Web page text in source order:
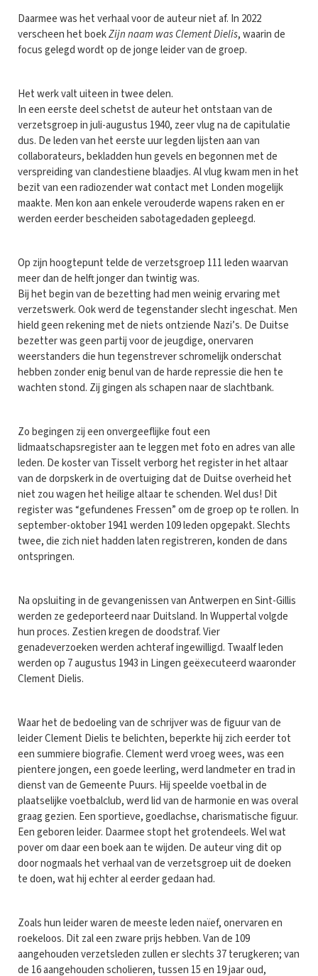
Daarmee was het verhaal voor de auteur niet af. In 2022
verscheen het boekZijn naam was Clement Dielis, waarin de
focus gelegd wordt op de jonge leider van de groep.
Het werk valt uiteen in twee delen.
In een eerste deel schetst de auteur het ontstaan van de
verzetsgroep in juli-augustus 1940, zeer vlug na de capitulatie
dus. De leden van het eerste uur legden lijsten aan van
collaborateurs, bekladden hun gevels en begonnen met de
verspreiding van clandestiene blaadjes. Al vlug kwam men in het
bezit van een radiozender wat contact met Londen mogelijk
maakte. Men kon aan enkele verouderde wapens raken en er
werden eerder bescheiden sabotagedaden gepleegd.
Op zijn hoogtepunt telde de verzetsgroep 111 leden waarvan
meer dan de helft jonger dan twintig was.
Bij het begin van de bezetting had men weinig ervaring met
verzetswerk. Ook werd de tegenstander slecht ingeschat. Men
hield geen rekening met de niets ontziende Nazi’s. De Duitse
bezetter was geen partij voor de jeugdige, onervaren
weerstanders die hun tegenstrever schromelijk onderschat
hebben zonder enig benul van de harde repressie die hen te
wachten stond. Zij gingen als schapen naar de slachtbank.
Zo begingen zij een onvergeeflijke fout een
lidmaatschapsregister aan te leggen met foto en adres van alle
leden. De koster van Tisselt verborg het register in het altaar
van de dorpskerk in de overtuiging dat de Duitse overheid het
niet zou wagen het heilige altaar te schenden. Wel dus! Dit
register was “gefundenes Fressen” om de groep op te rollen. In
september-oktober 1941 werden 109 leden opgepakt. Slechts
twee, die zich niet hadden laten registreren, konden de dans
ontspringen.
Na opsluiting in de gevangenissen van Antwerpen en Sint-Gillis
werden ze gedeporteerd naar Duitsland. In Wuppertal volgde
hun proces. Zestien kregen de doodstraf. Vier
genadeverzoeken werden achteraf ingewilligd. Twaalf leden
werden op 7 augustus 1943 in Lingen geëxecuteerd waaronder
Clement Dielis.
Waar het de bedoeling van de schrijver was de figuur van de
leider Clement Dielis te belichten, beperkte hij zich eerder tot
een summiere biografie. Clement werd vroeg wees, was een
pientere jongen, een goede leerling, werd landmeter en trad in
dienst van de Gemeente Puurs. Hij speelde voetbal in de
plaatselijke voetbalclub, werd lid van de harmonie en was overal
graag gezien. Een sportieve, goedlachse, charismatische figuur.
Een geboren leider. Daarmee stopt het grotendeels. Wel wat
pover om daar een boek aan te wijden. De auteur ving dit op
door nogmaals het verhaal van de verzetsgroep uit de doeken
te doen, wat hij echter al eerder gedaan had.
Zoals hun leider waren de meeste leden naïef, onervaren en
roekeloos. Dit zal een zware prijs hebben. Van de 109
aangehouden verzetsleden zullen er slechts 37 terugkeren; van
de 16 aangehouden scholieren, tussen 15 en 19 jaar oud,